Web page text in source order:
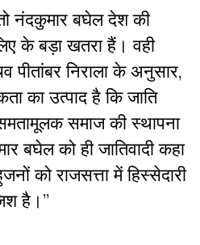
नंदकुमार बघेल देश की
के बड़ा खतरा हैं। वही
पीतांबर निराला के अनुसार,
का उत्पाद है कि जाति
समाज की स्थापना
बघेल को ही जातिवादी कहा
को राजसत्ता में हिस्सेदारी
है।”